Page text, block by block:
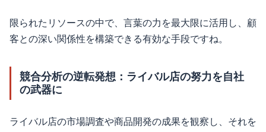
限られたリソースの中で、言葉の力を最大限に活用し、顧
客との深い関係性を構築できる有効な手段ですね。
競合分析の逆転発想：ライバル店の努力を自社
の武器に
ライバル店の市場調査や商品開発の成果を観察し、それを